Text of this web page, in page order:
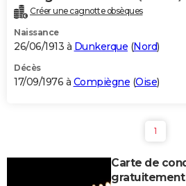
Créer une cagnotte obsèques
Naissance
26/06/1913 à Dunkerque (Nord)
Décès
17/09/1976 à Compiègne (Oise)
1
Carte de